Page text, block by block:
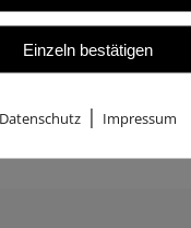
Hausbauer
persönlichen
Ihrem Projekt passt.
Einzeln bestätigen
Datenschutz | Impressum